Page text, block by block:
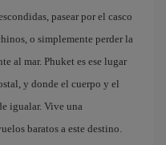
pasear por el casco
o simplemente perder la
al mar. Phuket es ese lugar
y donde el cuerpo y el
igualar. Vive una
baratos a este destino.